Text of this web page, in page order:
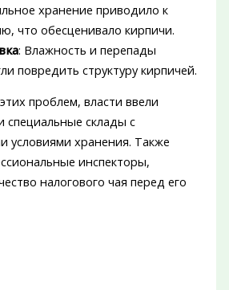
хранение приводило к
что обесценивало кирпичи.
: Влажность и перепады
повредить структуру кирпичей.
проблем, власти ввели
специальные склады с
условиями хранения. Также
инспекторы,
налогового чая перед его